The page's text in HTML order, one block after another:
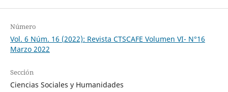
Número
Vol. 6 Núm. 16 (2022): Revista CTSCAFE Volumen VI- N°16
Marzo 2022
Sección
Ciencias Sociales y Humanidades